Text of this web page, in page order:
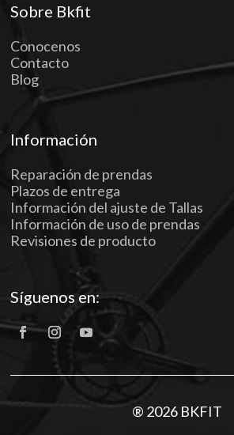
Sobre Bkfit
Conocenos
Contacto
Blog
Información
Reparación de prendas
Plazos de entrega
Información del ajuste de Tallas
Información de uso de prendas
Revisiones de producto
Síguenos en:
® 2026 BKFIT